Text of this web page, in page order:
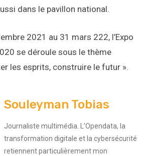
dans le pavillon national.
2021 au 31 mars 222, l’Expo
se déroule sous le thème
les esprits, construire le futur ».
Souleyman Tobias
Journaliste multimédia. L’Opendata, la
transformation digitale et la cybersécurité
retiennent particulièrement mon